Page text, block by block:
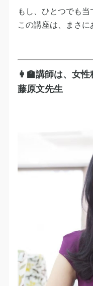
もし、ひとつでも
この講座は、まさに
👩‍🏫講師は、女
藤原文先生